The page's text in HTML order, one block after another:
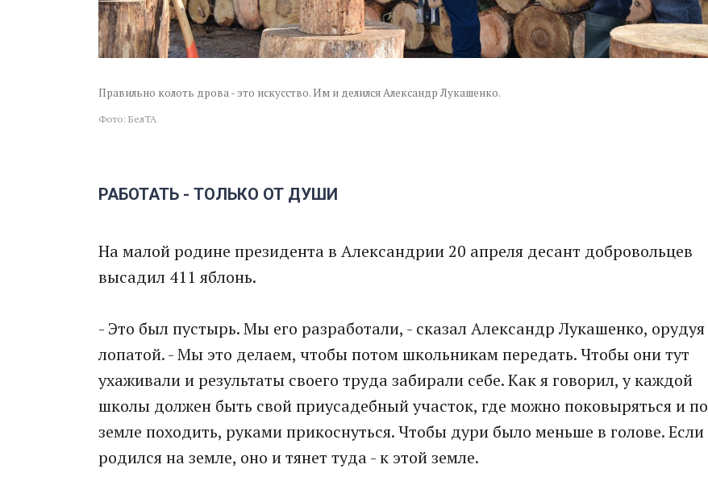
Правильно колоть дрова - это искусство. Им и делился Александр Лукашенко.
Фото: БелТА
РАБОТАТЬ - ТОЛЬКО ОТ ДУШИ
На малой родине президента в Александрии 20 апреля десант добровольцев
высадил 411 яблонь.
- Это был пустырь. Мы его разработали, - сказал Александр Лукашенко, орудуя
лопатой. - Мы это делаем, чтобы потом школьникам передать. Чтобы они тут
ухаживали и результаты своего труда забирали себе. Как я говорил, у каждой
школы должен быть свой приусадебный участок, где можно поковыряться и по
земле походить, руками прикоснуться. Чтобы дури было меньше в голове. Если
родился на земле, оно и тянет туда - к этой земле.